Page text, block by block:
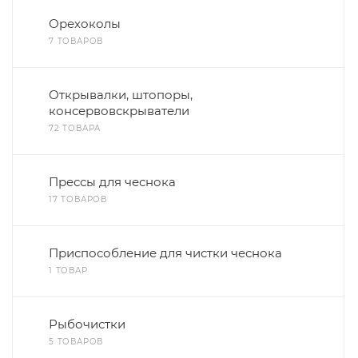
Орехоколы
7 ТОВАРОВ
Открывалки, штопоры,
консервовскрыватели
72 ТОВАРА
Прессы для чеснока
17 ТОВАРОВ
Приспособление для чистки чеснока
1 ТОВАР
Рыбочистки
5 ТОВАРОВ